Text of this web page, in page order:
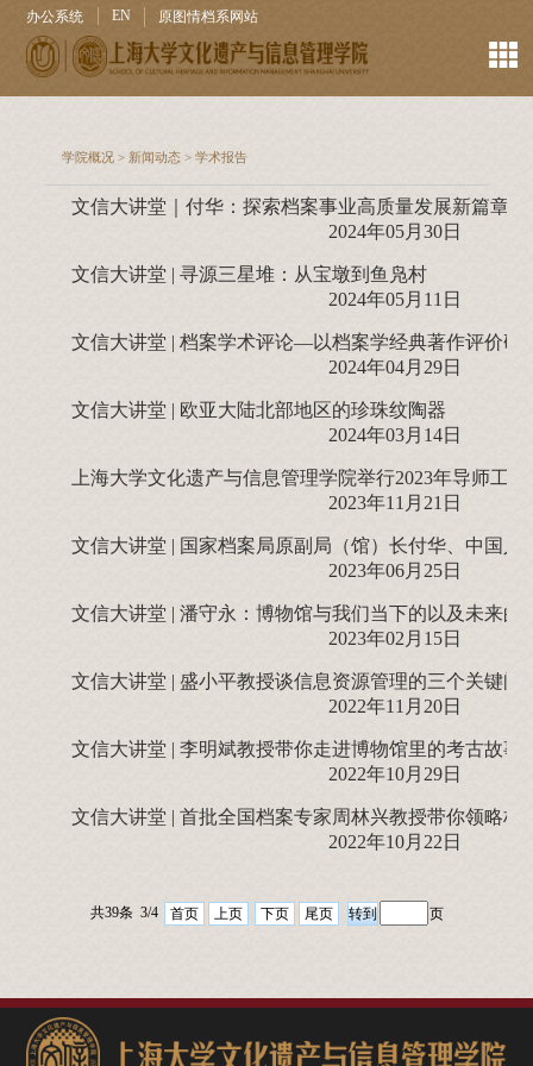
办公系统 EN 原图情档系网站
学院概况 > 新闻动态 >学术报告
文信大讲堂｜付华：探索档案事业高质量发展新篇章
2024年05月30日
文信大讲堂 | 寻源三星堆：从宝墩到鱼凫村
2024年05月11日
文信大讲堂 | 档案学术评论—以档案学经典著作评价研
2024年04月29日
文信大讲堂 | 欧亚大陆北部地区的珍珠纹陶器
2024年03月14日
上海大学文化遗产与信息管理学院举行2023年导师工
2023年11月21日
文信大讲堂 | 国家档案局原副局（馆）长付华、中国
2023年06月25日
文信大讲堂 | 潘守永：博物馆与我们当下的以及未来
2023年02月15日
文信大讲堂 | 盛小平教授谈信息资源管理的三个关键问
2022年11月20日
文信大讲堂 | 李明斌教授带你走进博物馆里的考古故事
2022年10月29日
文信大讲堂 | 首批全国档案专家周林兴教授带你领略档
2022年10月22日
共39条 3/4 首页 上页 下页 尾页 页